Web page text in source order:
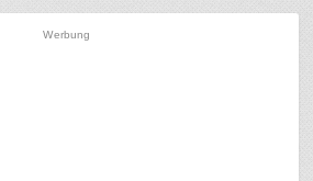
Werbung